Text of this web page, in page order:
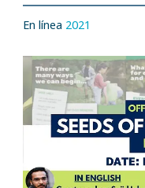
En línea 2021